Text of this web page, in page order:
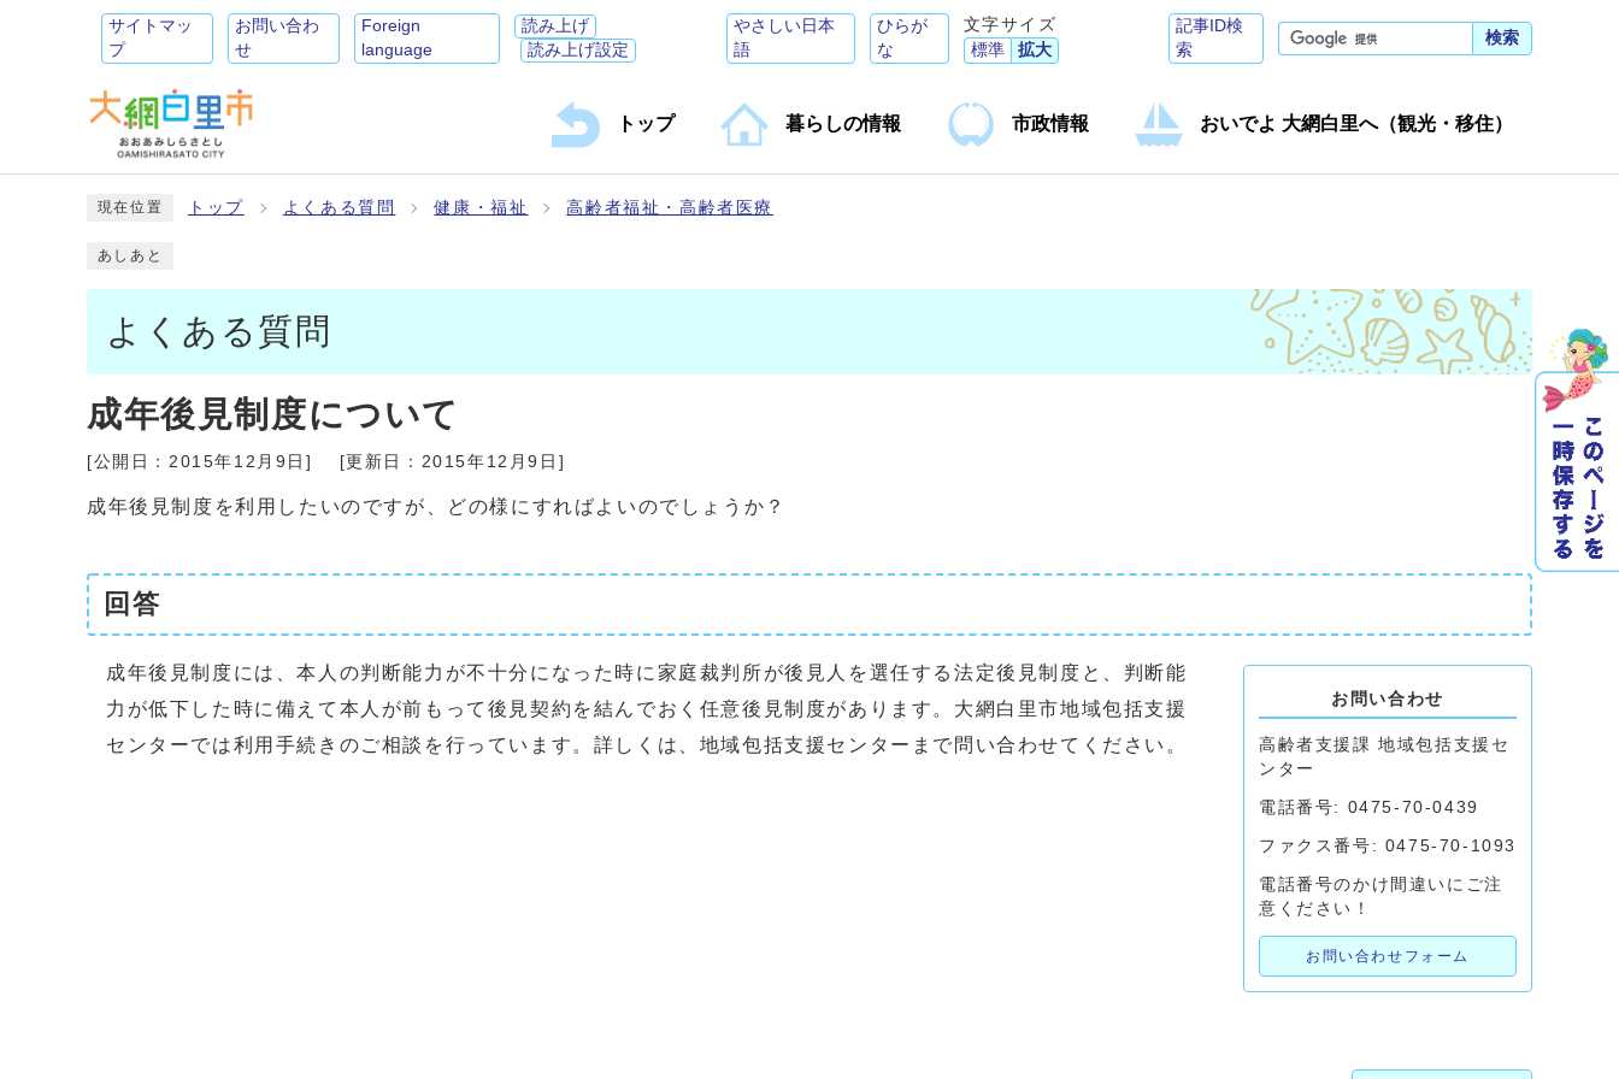
サイトマッ
プ
お問い合わ
せ
Foreign
language
読み上げ
読み上げ設定
やさしい日本
語
ひらが
な
文字サイズ
標準
拡大
記事ID検
索
検索
トップ 暮らしの情報 市政情報 おいでよ 大網白里へ（観光・移住）
現在位置 トップ よくある質問 健康・福祉 高齢者福祉・高齢者医療
あしあと
よくある質問
成年後見制度について
[公開日： 2015年12月9日 ] [更新日： 2015年12月9日 ]
成年後見制度を利用したいのですが、どの様にすればよいのでしょうか？
回答
成年後見制度には、本人の判断能力が不十分になった時に家庭裁判所が後見人を選任する法定後見制度と、判断能
力が低下した時に備えて本人が前もって後見契約を結んでおく任意後見制度があります。大網白里市地域包括支援
センターでは利用手続きのご相談を行っています。詳しくは、地域包括支援センターまで問い合わせてください。
お問い合わせ
高齢者支援課 地域包括支援セ
ンター
電話番号: 0475-70-0439
ファクス番号: 0475-70-1093
電話番号のかけ間違いにご注
意ください！
お問い合わせフォーム